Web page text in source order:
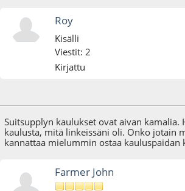
Roy
Kisälli
Viestit: 2
Kirjattu
Suitsupplyn kaulukset ovat aivan kamalia.
kaulusta, mitä linkeissäni oli. Onko jotain
kannattaa mielummin ostaa kauluspaidan
Farmer John